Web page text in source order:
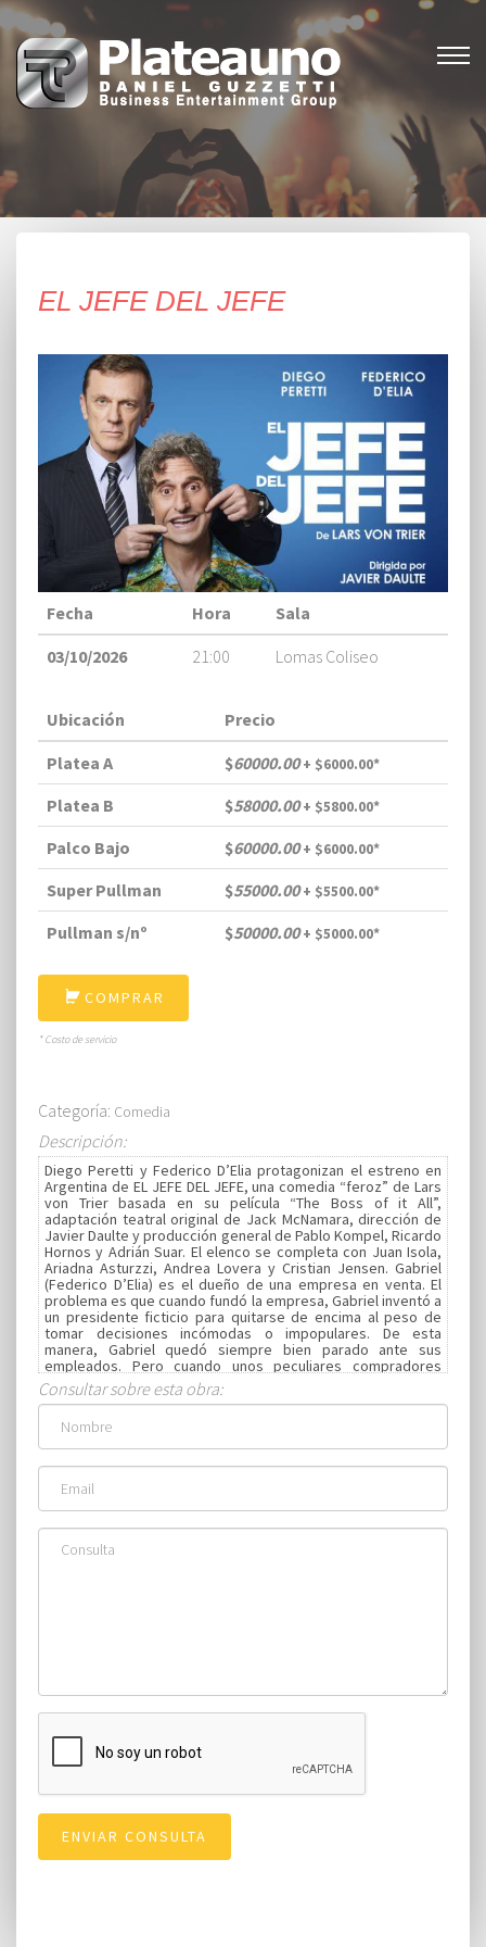
EL JEFE DEL JEFE
Fecha Hora
Sala
03/10/2026
21:00 Lomas Coliseo
Ubicación
Precio
Platea A
$60000.00+ $6000.00*
Platea B $58000.00+ $5800.00*
Palco Bajo $60000.00+ $6000.00*
Super Pullman $55000.00+ $5500.00*
Pullman s/nº $50000.00+ $5000.00*
COMPRAR
* Costo de servicio
Categoría: Comedia
Descripción:
Diego Peretti y Federico D’Elia protagonizan el estreno en
Argentina de EL JEFE DEL JEFE, una comedia “feroz” de Lars
von Trier basada en su película “The Boss of it All”,
adaptación teatral original de Jack McNamara, dirección de
Javier Daulte y producción general de Pablo Kompel, Ricardo
Hornos y Adrián Suar. El elenco se completa con Juan Isola,
Ariadna Asturzzi, Andrea Lovera y Cristian Jensen. Gabriel
(Federico D’Elia) es el dueño de una empresa en venta. El
problema es que cuando fundó la empresa, Gabriel inventó a
un presidente ficticio para quitarse de encima al peso de
tomar decisiones incómodas o impopulares. De esta
manera, Gabriel quedó siempre bien parado ante sus
empleados. Pero cuando unos peculiares compradores
extranjeros insisten en negociar cara a cara con “El Jefe”, y a
riesgo de perderse un negoción, no se le ocurre mejor idea
para que simule ser el “presidente de la empresa”. Pero no
estamos ante cualquier actor, sino ante uno del método de
la improvisación, y que se dispone a asumir su personaje
como si se tratase de una actuación consagratoria;
permitiéndose ciertas licencias sobre el preciso guión que
le fuera encomendado. Muy pronto y junto al disparate en su
máxima expresión; iremos descubriendo un juego de
engaños que nos hará reír a carcajadas, mientras pone a
prueba nuestra propia escala de valores. Lars von Trier nos
Consultar sobre esta obra: